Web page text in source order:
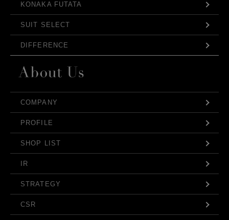
KONAKA FUTATA
SUIT SELECT
DIFFERENCE
COMPANY
PROFILE
SHOP LIST
IR
STRATEGY
CSR